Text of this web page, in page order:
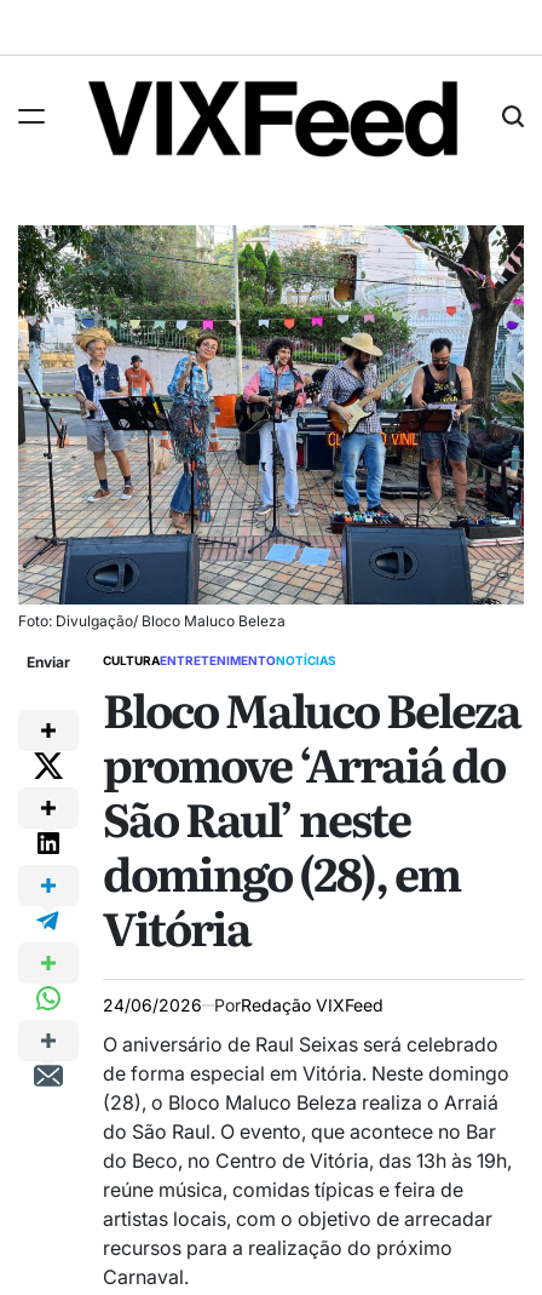
Foto: Divulgação/ Bloco Maluco Beleza
Enviar CULTURAENTRETENIMENTONOTÍCIAS
Bloco Maluco Beleza
promove ‘Arraiá do
São Raul’ neste
domingo (28), em
Vitória
24/06/2026 PorRedação VIXFeed
O aniversário de Raul Seixas será celebrado
de forma especial em Vitória. Neste domingo
(28), o Bloco Maluco Beleza realiza o Arraiá
do São Raul. O evento, que acontece no Bar
do Beco, no Centro de Vitória, das 13h às 19h,
reúne música, comidas típicas e feira de
artistas locais, com o objetivo de arrecadar
recursos para a realização do próximo
Carnaval.